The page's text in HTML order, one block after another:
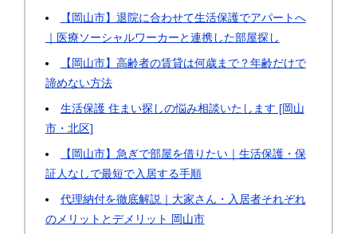
【岡山市】退院に合わせて生活保護でアパートへ
｜医療ソーシャルワーカーと連携した部屋探し
【岡山市】高齢者の賃貸は何歳まで？年齢だけで
諦めない方法
生活保護 住まい探しの悩み相談いたします [岡山
市・北区]
【岡山市】急ぎで部屋を借りたい｜生活保護・保
証人なしで最短で入居する手順
代理納付を徹底解説｜大家さん・入居者それぞれ
のメリットとデメリット 岡山市